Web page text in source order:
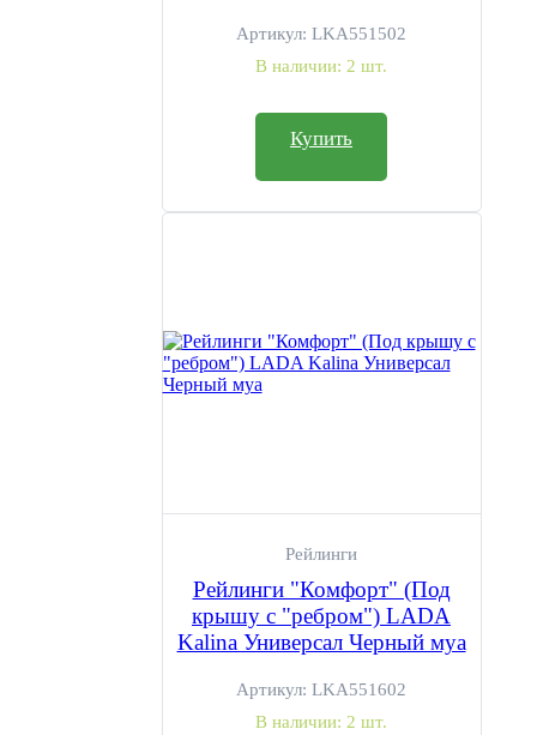
Артикул: LKA551502
В наличии: 2 шт.
Купить
Рейлинги
Рейлинги "Комфорт" (Под
крышу с "ребром") LADA
Kalina Универсал Черный муа
Артикул: LKA551602
В наличии: 2 шт.